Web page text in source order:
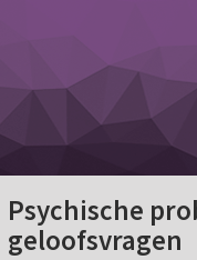
Psychische
geloofsvragen